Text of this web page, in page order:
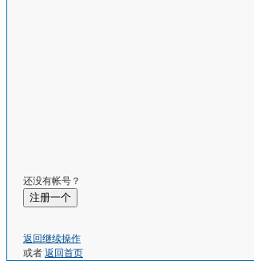
还没有帐号？
注册一个
返回继续操作
或者 返回首页